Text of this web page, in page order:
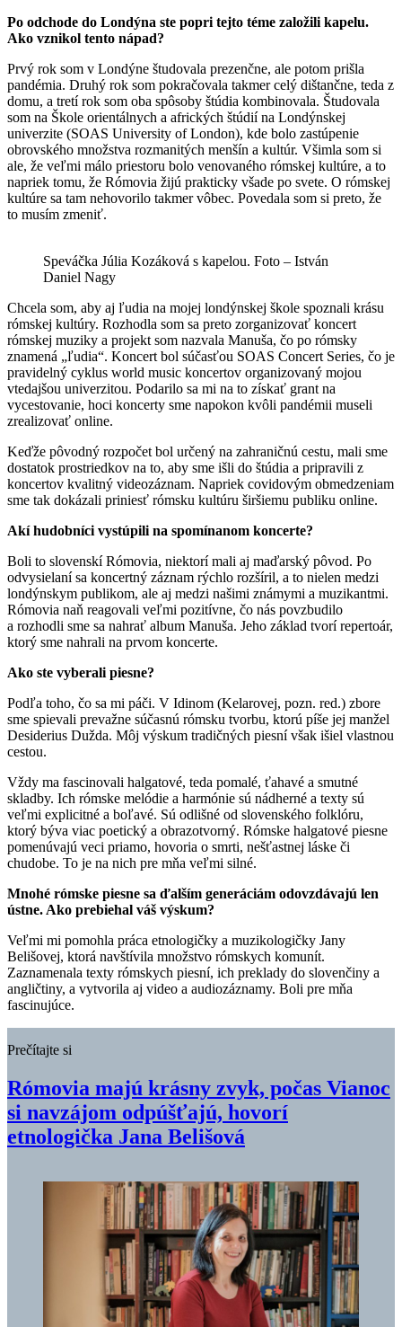
Po odchode do Londýna ste popri tejto téme založili kapelu.
Ako vznikol tento nápad?
Prvý rok som v Londýne študovala prezenčne, ale potom prišla
pandémia. Druhý rok som pokračovala takmer celý dištančne, teda z
domu, a tretí rok som oba spôsoby štúdia kombinovala. Študovala
som na Škole orientálnych a afrických štúdií na Londýnskej
univerzite (SOAS University of London), kde bolo zastúpenie
obrovského množstva rozmanitých menšín a kultúr. Všimla som si
ale, že veľmi málo priestoru bolo venovaného rómskej kultúre, a to
napriek tomu, že Rómovia žijú prakticky všade po svete. O rómskej
kultúre sa tam nehovorilo takmer vôbec. Povedala som si preto, že
to musím zmeniť.
Speváčka Júlia Kozáková s kapelou. Foto – István
Daniel Nagy
Chcela som, aby aj ľudia na mojej londýnskej škole spoznali krásu
rómskej kultúry. Rozhodla som sa preto zorganizovať koncert
rómskej muziky a projekt som nazvala Manuša, čo po rómsky
znamená „ľudia“. Koncert bol súčasťou SOAS Concert Series, čo je
pravidelný cyklus world music koncertov organizovaný mojou
vtedajšou univerzitou. Podarilo sa mi na to získať grant na
vycestovanie, hoci koncerty sme napokon kvôli pandémii museli
zrealizovať online.
Keďže pôvodný rozpočet bol určený na zahraničnú cestu, mali sme
dostatok prostriedkov na to, aby sme išli do štúdia a pripravili z
koncertov kvalitný videozáznam. Napriek covidovým obmedzeniam
sme tak dokázali priniesť rómsku kultúru širšiemu publiku online.
Akí hudobníci vystúpili na spomínanom koncerte?
Boli to slovenskí Rómovia, niektorí mali aj maďarský pôvod. Po
odvysielaní sa koncertný záznam rýchlo rozšíril, a to nielen medzi
londýnskym publikom, ale aj medzi našimi známymi a muzikantmi.
Rómovia naň reagovali veľmi pozitívne, čo nás povzbudilo
a rozhodli sme sa nahrať album Manuša. Jeho základ tvorí repertoár,
ktorý sme nahrali na prvom koncerte.
Ako ste vyberali piesne?
Podľa toho, čo sa mi páči. V Idinom (Kelarovej, pozn. red.) zbore
sme spievali prevažne súčasnú rómsku tvorbu, ktorú píše jej manžel
Desiderius Dužda. Môj výskum tradičných piesní však išiel vlastnou
cestou.
Vždy ma fascinovali halgatové, teda pomalé, ťahavé a smutné
skladby. Ich rómske melódie a harmónie sú nádherné a texty sú
veľmi explicitné a boľavé. Sú odlišné od slovenského folklóru,
ktorý býva viac poetický a obrazotvorný. Rómske halgatové piesne
pomenúvajú veci priamo, hovoria o smrti, nešťastnej láske či
chudobe. To je na nich pre mňa veľmi silné.
Mnohé rómske piesne sa ďalším generáciám odovzdávajú len
ústne. Ako prebiehal váš výskum?
Veľmi mi pomohla práca etnologičky a muzikologičky Jany
Belišovej, ktorá navštívila množstvo rómskych komunít.
Zaznamenala texty rómskych piesní, ich preklady do slovenčiny a
angličtiny, a vytvorila aj video a audiozáznamy. Boli pre mňa
fascinujúce.
Prečítajte si
Rómovia majú krásny zvyk, počas Vianoc
si navzájom odpúšťajú, hovorí
etnologička Jana Belišová